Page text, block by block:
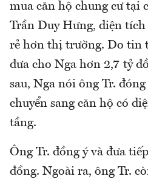
mua căn hộ chung cư tại
Trần Duy Hưng, diện
rẻ hơn thị trường. Do tin
đưa cho Nga hơn 2,7 tỷ
sau, Nga nói ông Tr.
chuyển sang căn hộ có
tầng.
Ông Tr. đồng ý và đưa
đồng. Ngoài ra, ông Tr.